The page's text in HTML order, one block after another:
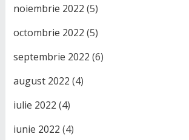
noiembrie 2022 (5)
octombrie 2022 (5)
septembrie 2022 (6)
august 2022 (4)
iulie 2022 (4)
iunie 2022 (4)